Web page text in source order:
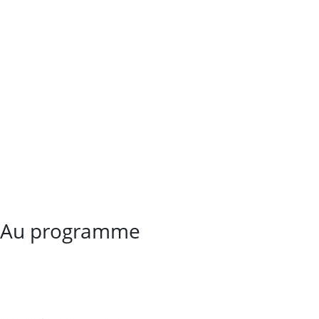
Au programme